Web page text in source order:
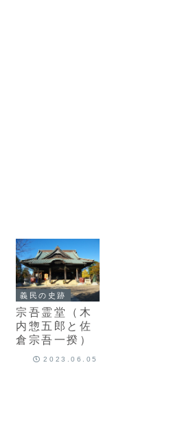
義民の史跡
宗吾霊堂（木
内惣五郎と佐
倉宗吾一揆）
2023.06.05